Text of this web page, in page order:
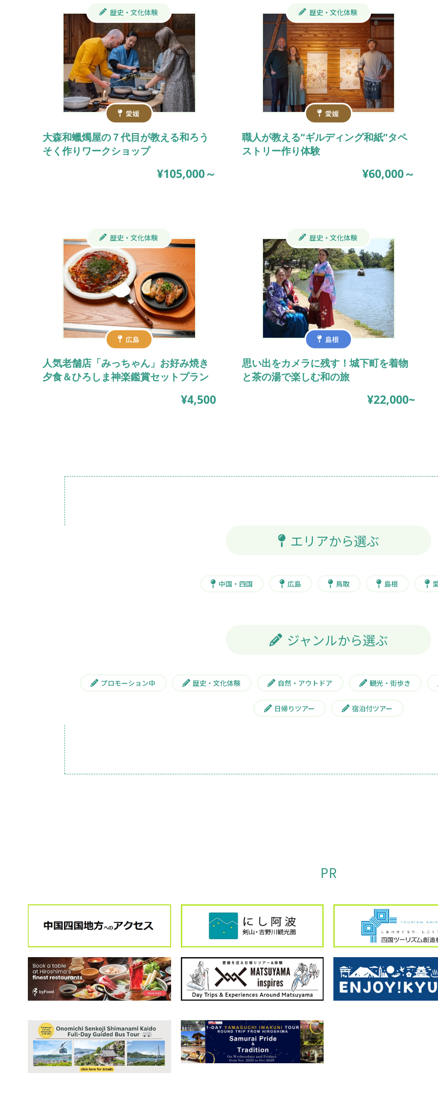
愛媛
歴史・文化体験
大森和蠟燭屋の７代目が教える和ろう
そく作りワークショップ
¥105,000～
愛媛
歴史・文化体験
職人が教える”ギルディング和紙”タペ
ストリー作り体験
¥60,000～
広島
歴史・文化体験
人気老舗店「みっちゃん」お好み焼き
夕食＆ひろしま神楽鑑賞セットプラン
¥4,500
島根
歴史・文化体験
思い出をカメラに残す！城下町を着物
と茶の湯で楽しむ和の旅
¥22,000~
エリアから選ぶ
中国・四国 広島 鳥取 島根
ジャンルから選ぶ
プロモーション中 歴史・文化体験 自然・アウトドア 観光・街歩き
日帰りツアー 宿泊付ツアー
PR